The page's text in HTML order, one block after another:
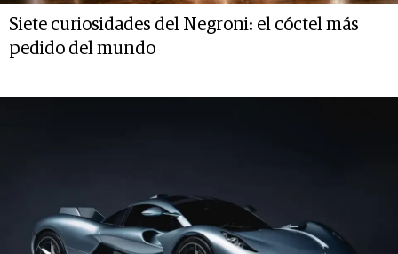
Siete curiosidades del Negroni: el cóctel más
pedido del mundo